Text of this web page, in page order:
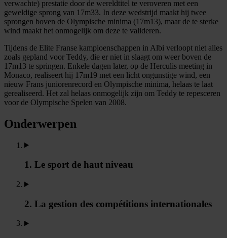
verwachte) prestatie door de wereldtitel te veroveren met een
geweldige sprong van 17m33. In deze wedstrijd maakt hij twee
sprongen boven de Olympische minima (17m13), maar de te sterke
wind maakt het onmogelijk om deze te valideren.
Tijdens de Elite Franse kampioenschappen in Albi verloopt niet alles
zoals gepland voor Teddy, die er niet in slaagt om weer boven de
17m13 te springen. Enkele dagen later, op de Herculis meeting in
Monaco, realiseert hij 17m19 met een licht ongunstige wind, een
nieuw Frans juniorenrecord en Olympische minima, helaas te laat
gerealiseerd. Het zal helaas onmogelijk zijn om Teddy te repesceren
voor de Olympische Spelen van 2008.
Onderwerpen
1. Le sport de haut niveau
2. La gestion des compétitions internationales